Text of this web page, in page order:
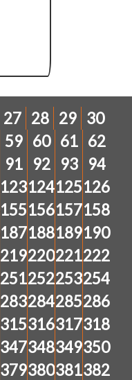
27 28 29 30
59 60 61 62
91 92 93
94
123124125126
155156157158
187188189190
219220221222
251252253254
283284285286
315316317318
347348349350
379380381382